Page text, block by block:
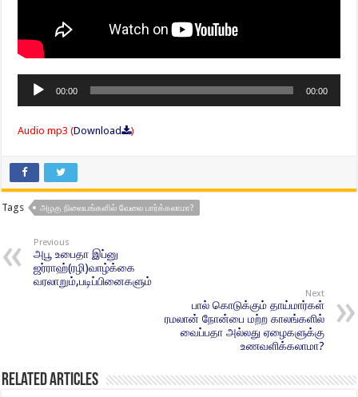
Audio
Player
00:00 00:00
Audio mp3 (Download )
Tags அழகு நிலையங்களில் வேலை பார்க்கலாமா?
Previous
அபூ உபைதா இப்னு
ஜர்ராஹ்(ரழி)வாழ்க்கை
வரலாறும்,படிப்பினைகளும்
Next
பால் கொடுக்கும் தாய்மார்கள்
ரமலான் நோன்பை மற்ற காலங்களில்
வைப்பதா அல்லது ஏழைகளுக்கு
உணவளிக்கலாமா?
Related Articles